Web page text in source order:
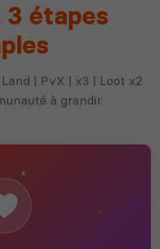
étapes
| PvX | x3 | Loot x2
à grandir